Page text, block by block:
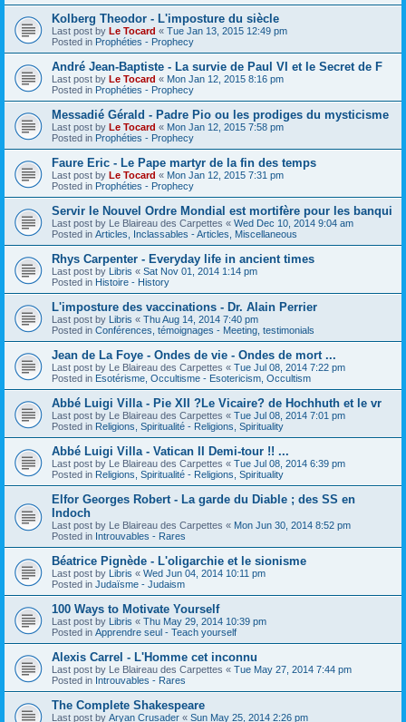
Kolberg Theodor - L'imposture du siècle
Last post by Le Tocard « Tue Jan 13, 2015 12:49 pm
Posted in Prophéties - Prophecy
André Jean-Baptiste - La survie de Paul VI et le Secret de F
Last post by Le Tocard « Mon Jan 12, 2015 8:16 pm
Posted in Prophéties - Prophecy
Messadié Gérald - Padre Pio ou les prodiges du mysticisme
Last post by Le Tocard « Mon Jan 12, 2015 7:58 pm
Posted in Prophéties - Prophecy
Faure Eric - Le Pape martyr de la fin des temps
Last post by Le Tocard « Mon Jan 12, 2015 7:31 pm
Posted in Prophéties - Prophecy
Servir le Nouvel Ordre Mondial est mortifère pour les banqui
Last post by Le Blaireau des Carpettes « Wed Dec 10, 2014 9:04 am
Posted in Articles, Inclassables - Articles, Miscellaneous
Rhys Carpenter - Everyday life in ancient times
Last post by Libris « Sat Nov 01, 2014 1:14 pm
Posted in Histoire - History
L'imposture des vaccinations - Dr. Alain Perrier
Last post by Libris « Thu Aug 14, 2014 7:40 pm
Posted in Conférences, témoignages - Meeting, testimonials
Jean de La Foye - Ondes de vie - Ondes de mort ...
Last post by Le Blaireau des Carpettes « Tue Jul 08, 2014 7:22 pm
Posted in Esotérisme, Occultisme - Esotericism, Occultism
Abbé Luigi Villa - Pie XII ?Le Vicaire? de Hochhuth et le vr
Last post by Le Blaireau des Carpettes « Tue Jul 08, 2014 7:01 pm
Posted in Religions, Spiritualité - Religions, Spirituality
Abbé Luigi Villa - Vatican II Demi-tour !! ...
Last post by Le Blaireau des Carpettes « Tue Jul 08, 2014 6:39 pm
Posted in Religions, Spiritualité - Religions, Spirituality
Elfor Georges Robert - La garde du Diable ; des SS en
Indoch
Last post by Le Blaireau des Carpettes « Mon Jun 30, 2014 8:52 pm
Posted in Introuvables - Rares
Béatrice Pignède - L'oligarchie et le sionisme
Last post by Libris « Wed Jun 04, 2014 10:11 pm
Posted in Judaïsme - Judaism
100 Ways to Motivate Yourself
Last post by Libris « Thu May 29, 2014 10:39 pm
Posted in Apprendre seul - Teach yourself
Alexis Carrel - L'Homme cet inconnu
Last post by Le Blaireau des Carpettes « Tue May 27, 2014 7:44 pm
Posted in Introuvables - Rares
The Complete Shakespeare
Last post by Aryan Crusader « Sun May 25, 2014 2:26 pm